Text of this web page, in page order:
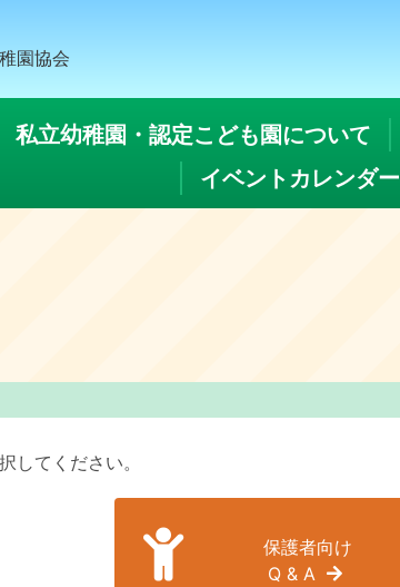
園協会
私立幼稚園・認定こども園について
イベントカレンダー
してください。
保護者向け
Q & A